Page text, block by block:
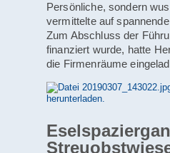
Persönliche, sondern
vermittelte auf
Zum Abschluss der
finanziert wurde, hatte
die Firmenräume